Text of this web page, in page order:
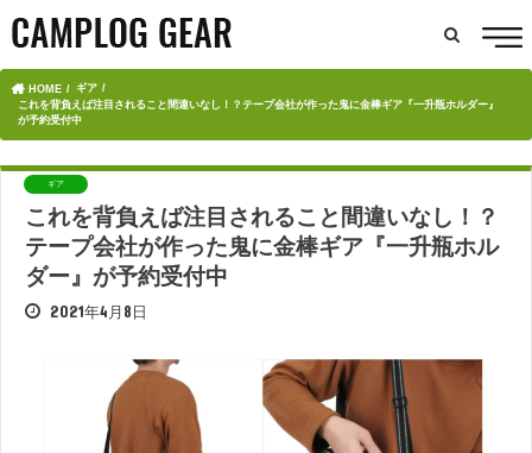
HOME
ギア
これを背負えば注目されること間違いなし！？テープ会社が作った鬼に金棒ギア『一升瓶ホルダー』
が予約受付中
ギア
これを背負えば注目されること間違いなし！？
テープ会社が作った鬼に金棒ギア『一升瓶ホル
ダー』が予約受付中
2021年4月8日